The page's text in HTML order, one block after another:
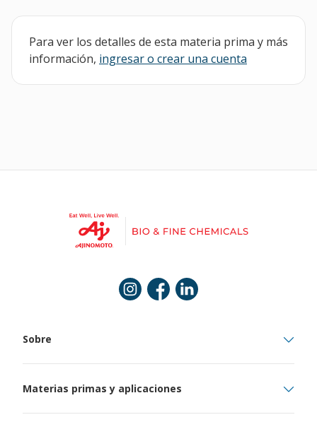
Para ver los detalles de esta materia prima y más
información, ingresar o crear una cuenta
InstagramFacebook
Linkedin
Sobre
Materias primas y aplicaciones